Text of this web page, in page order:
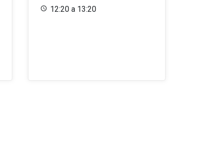
12:20 a 13:20